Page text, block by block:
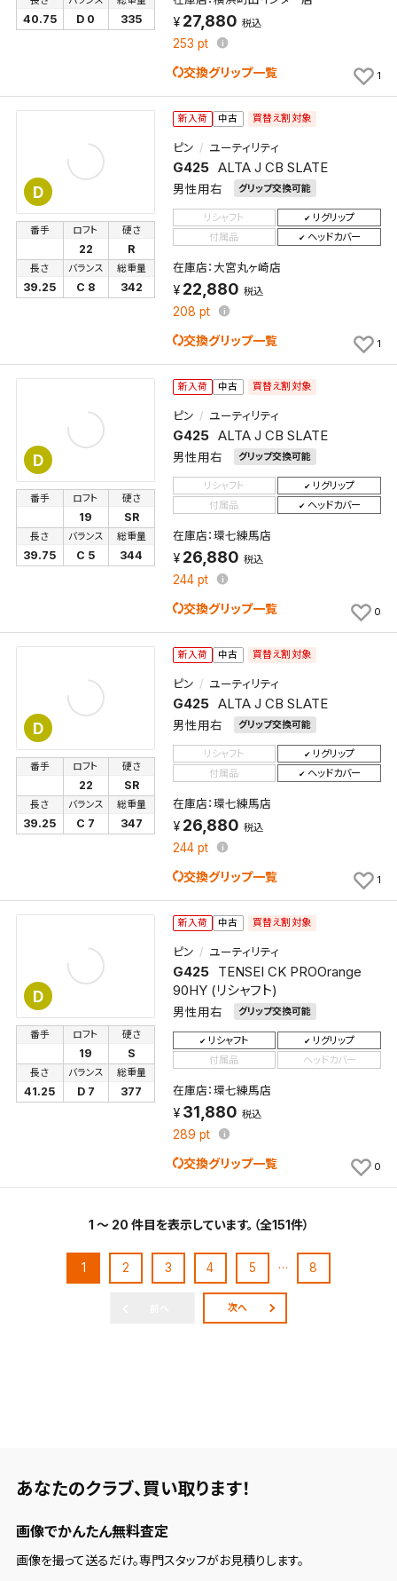
40.75 D 0 335 27,880 税込
253 pt
交換グリップ一覧 1
D
新入荷 中古 買替え割対象
ピン ユーティリティ
G425 ALTA J CB SLATE
男性用右 グリップ交換可能
番手 ロフト
22
硬さ
R
長さ
39.25
バランス
C 8
総重量
342
リシャフト
リグリップ
付属品
ヘッドカバー
在庫店：大宮丸ヶ崎店
22,880 税込
208 pt
交換グリップ一覧 1
D
新入荷 中古 買替え割対象
ピン ユーティリティ
G425 ALTA J CB SLATE
男性用右 グリップ交換可能
番手 ロフト
19
硬さ
SR
長さ
39.75
バランス
C 5
総重量
344
リシャフト
リグリップ
付属品
ヘッドカバー
在庫店：環七練馬店
26,880 税込
244 pt
交換グリップ一覧 0
D
新入荷 中古 買替え割対象
ピン ユーティリティ
G425 ALTA J CB SLATE
男性用右 グリップ交換可能
番手 ロフト
22
硬さ
SR
長さ
39.25
バランス
C 7
総重量
347
リシャフト
リグリップ
付属品
ヘッドカバー
在庫店：環七練馬店
26,880 税込
244 pt
交換グリップ一覧 1
D
新入荷 中古 買替え割対象
ピン ユーティリティ
G425
TENSEI CK PROOrange
90HY (リシャフト)
男性用右 グリップ交換可能
番手 ロフト
19
硬さ
S
長さ
41.25
バランス
D 7
総重量
377
リシャフト
リグリップ
付属品
ヘッドカバー
在庫店：環七練馬店
31,880 税込
289 pt
交換グリップ一覧 0
1 ～ 20 件目を表示しています。（全151件）
1 2 3 4 5 … 8
次へ
あなたのクラブ、 買い取ります！
画像でかんたん無料査定
画像を撮って送るだけ。専門スタッフがお見積りします。